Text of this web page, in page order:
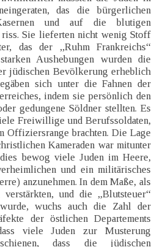
das die bürgerlichen
und auf die blutigen
Sie lieferten nicht wenig Stoff
das der ,,Ruhm Frankreichs“
Aushebungen wurden die
jüdischen Bevölkerung erheblich
sich unter die Fahnen der
indem sie persönlich den
gedungene Söldner stellten. Es
Freiwillige und Berufssoldaten,
Offiziersrange brachten. Die Lage
Kameraden war mitunter
bewog viele Juden im Heere,
und ein militärisches
anzunehmen. In dem Maße, als
und die „Blutsteuer“
wuchs auch die Zahl der
der östlichen Departements
viele Juden zur Musterung
dass die jüdischen